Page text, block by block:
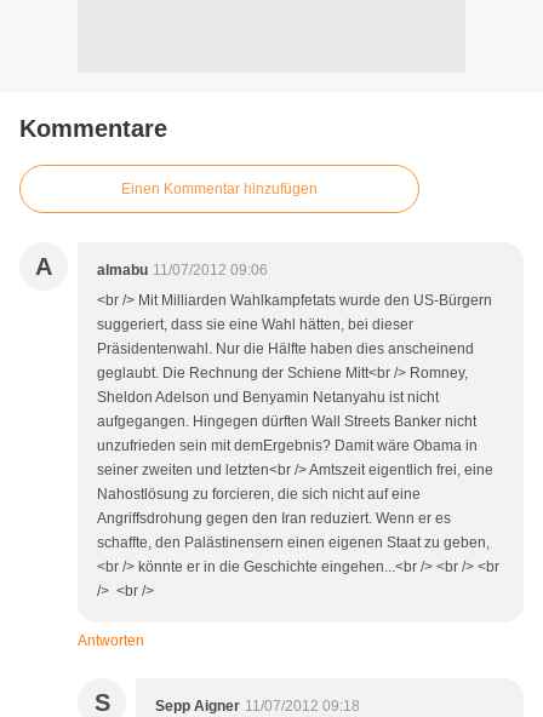
Kommentare
Einen Kommentar hinzufügen
A almabu 11/07/2012 09:06
<br /> Mit Milliarden Wahlkampfetats wurde den US-Bürgern
suggeriert, dass sie eine Wahl hätten, bei dieser
Präsidentenwahl. Nur die Hälfte haben dies anscheinend
geglaubt. Die Rechnung der Schiene Mitt<br /> Romney,
Sheldon Adelson und Benyamin Netanyahu ist nicht
aufgegangen. Hingegen dürften Wall Streets Banker nicht
unzufrieden sein mit demErgebnis? Damit wäre Obama in
seiner zweiten und letzten<br /> Amtszeit eigentlich frei, eine
Nahostlösung zu forcieren, die sich nicht auf eine
Angriffsdrohung gegen den Iran reduziert. Wenn er es
schaffte, den Palästinensern einen eigenen Staat zu geben,
<br /> könnte er in die Geschichte eingehen...<br /> <br /> <br
/> <br />
Antworten
S Sepp Aigner 11/07/2012 09:18